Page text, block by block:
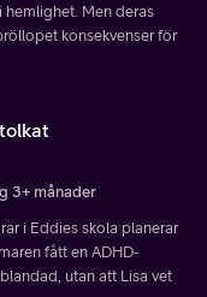
hemlighet. Men deras
konsekvenser för
3+ månader
i Eddies skola planerar
fått en ADHD-
utan att Lisa vet